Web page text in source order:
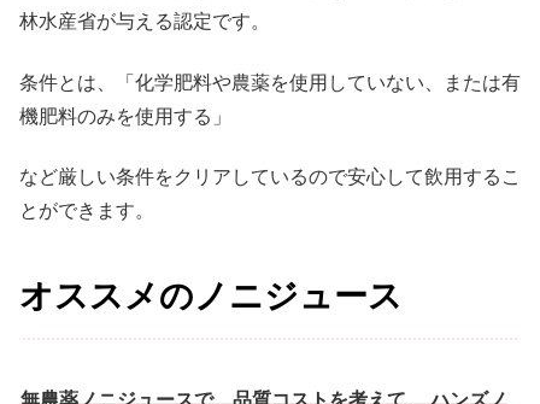
林水産省が与える認定です。
条件とは、「化学肥料や農薬を使用していない、または有
機肥料のみを使用する」
など厳しい条件をクリアしているので安心して飲用するこ
とができます。
オススメのノニジュース
無農薬ノニジュースで、品質コストを考えて、 ハンズノ